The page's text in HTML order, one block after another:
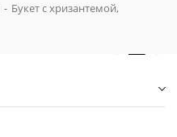
- Букет с хризантемой,